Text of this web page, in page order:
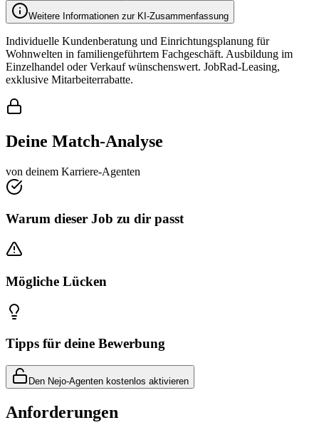
Weitere Informationen zur KI-Zusammenfassung
Individuelle Kundenberatung und Einrichtungsplanung für
Wohnwelten in familiengeführtem Fachgeschäft. Ausbildung im
Einzelhandel oder Verkauf wünschenswert. JobRad-Leasing,
exklusive Mitarbeiterrabatte.
Deine Match-Analyse
von deinem Karriere-Agenten
Warum dieser Job zu dir passt
Mögliche Lücken
Tipps für deine Bewerbung
Den Nejo-Agenten kostenlos aktivieren
Anforderungen